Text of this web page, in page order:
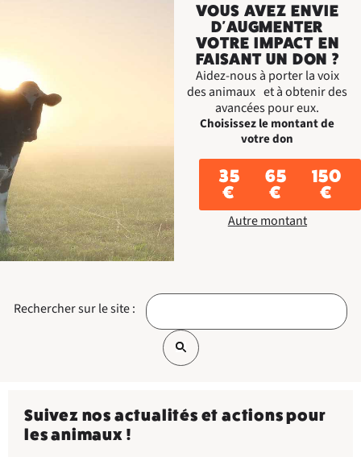
VOUS AVEZ ENVIE
D'AUGMENTER
VOTRE IMPACT EN
FAISANT UN DON ?
Aidez-nous à porter la voix
des animaux et à obtenir des
avancées pour eux.
Choisissez le montant de
votre don
35
€
65
€
150
€
Autre montant
Rechercher sur le site :
Suivez nos actualités et actions pour
les animaux !